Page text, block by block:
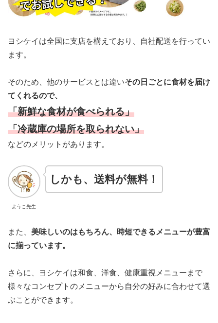
ヨシケイは全国に支店を構えており、自社配送を行ってい
ます。
そのため、他のサービスとは違いその日ごとに食材を届け
てくれるので、
「新鮮な食材が食べられる」
「冷蔵庫の場所を取られない」
などのメリットがあります。
ようこ先生
しかも、送料が無料！
また、 美味しいのはもちろん、時短できるメニューが豊富
に揃っています。
さらに、ヨシケイは和食、洋食、健康重視メニューまで
様々なコンセプトのメニューから自分の好みに合わせて選
ぶことができます。